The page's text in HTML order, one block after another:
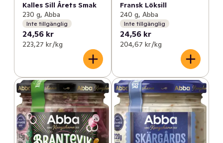
Kalles Sill Årets Smak
230 g, Abba
Inte tillgänglig
24,56 kr
223,27 kr /kg
Fransk Löksill
240 g, Abba
Inte tillgänglig
24,56 kr
204,67 kr /kg